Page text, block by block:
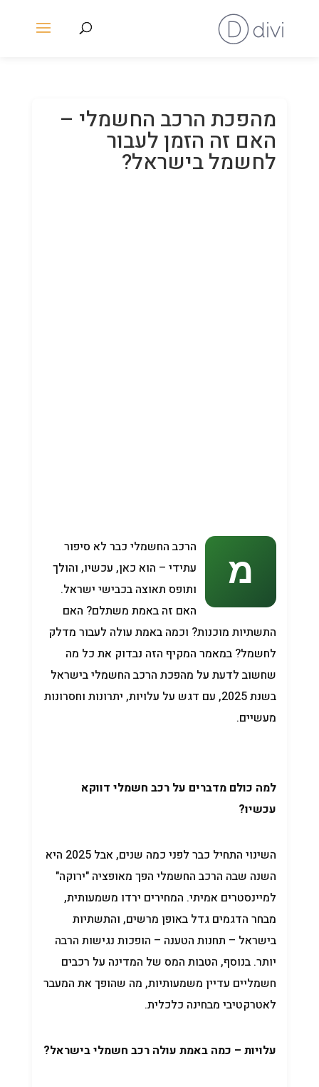
מהפכת הרכב החשמלי –
האם זה הזמן לעבור
לחשמל בישראל?
הרכב החשמלי כבר לא סיפור
עתידי – הוא כאן, עכשיו, והולך
ותופס תאוצה בכבישי ישראל.
האם זה באמת משתלם? האם
התשתיות מוכנות? וכמה באמת עולה לעבור מדלק
לחשמל? במאמר המקיף הזה נבדוק את כל מה
שחשוב לדעת על מהפכת הרכב החשמלי בישראל
בשנת 2025, עם דגש על עלויות, יתרונות וחסרונות
מעשיים.
למה כולם מדברים על רכב חשמלי דווקא
עכשיו?
השינוי התחיל כבר לפני כמה שנים, אבל 2025 היא
השנה שבה הרכב החשמלי הפך מאופציה "ירוקה"
למיינסטרים אמיתי. המחירים ירדו משמעותית,
מבחר הדגמים גדל באופן מרשים, והתשתיות
בישראל – תחנות הטענה – הופכות נגישות הרבה
יותר. בנוסף, הטבות המס של המדינה על רכבים
חשמליים עדיין משמעותיות, מה שהופך את המעבר
לאטרקטיבי מבחינה כלכלית.
עלויות – כמה באמת עולה רכב חשמלי בישראל?